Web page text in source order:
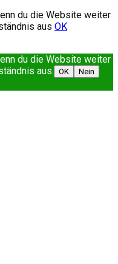
du die Website weiter
aus OK
du die Website weiter
aus. OK
Nein